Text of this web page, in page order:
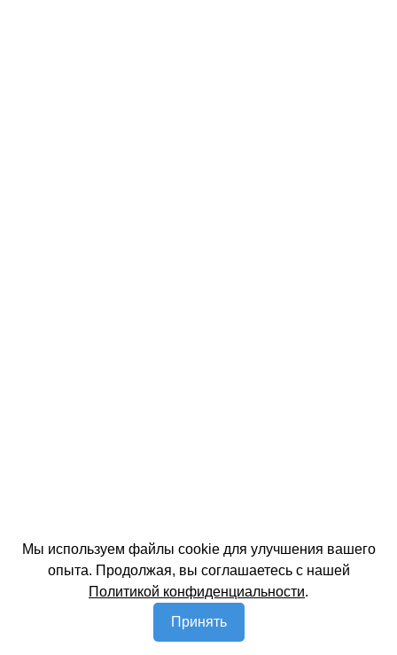
Мы используем файлы cookie для улучшения вашего
опыта. Продолжая, вы соглашаетесь с нашей
Политикой конфиденциальности.
Принять